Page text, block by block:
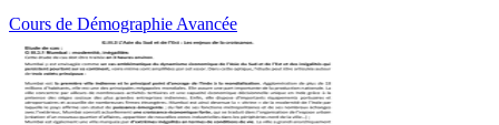
Cours de Démographie Avancée